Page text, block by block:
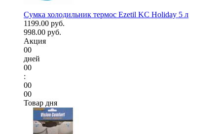
Сумка холодильник термос Ezetil KC Holiday 5 л
1199.00 руб.
998.00 руб.
Акция
00
дней
00
:
00
00
Товар дня